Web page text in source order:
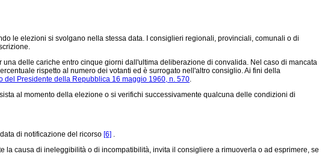
le elezioni si svolgano nella stessa data. I consiglieri regionali, provinciali, comunali o di
delle cariche entro cinque giorni dall'ultima deliberazione di convalida. Nel caso di mancata
rispetto al numero dei votanti ed è surrogato nell'altro consiglio. Ai fini della
del Presidente della Repubblica 16 maggio 1960, n. 570.
al momento della elezione o si verifichi successivamente qualcuna delle condizioni di
di notificazione del ricorso [6] .
causa di ineleggibilità o di incompatibilità, invita il consigliere a rimuoverla o ad esprimere, se